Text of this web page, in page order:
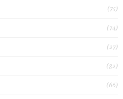
(75)
(74)
(27)
(82)
(66)